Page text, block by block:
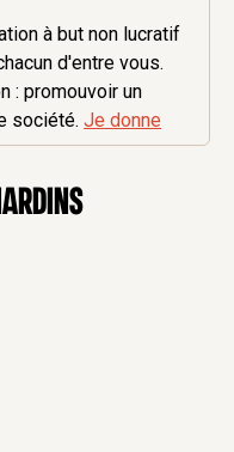
à but non lucratif
d'entre vous.
: promouvoir un
société.Je donne